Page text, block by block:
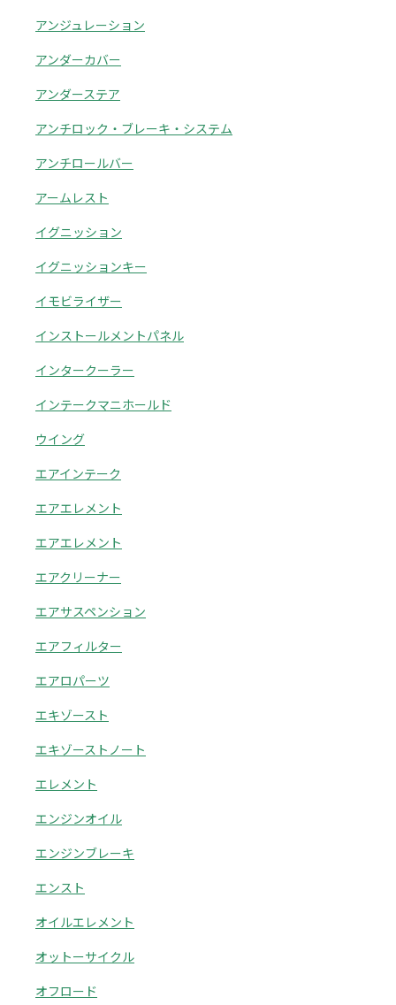
アンジュレーション
アンダーカバー
アンダーステア
アンチロック・ブレーキ・システム
アンチロールバー
アームレスト
イグニッション
イグニッションキー
イモビライザー
インストールメントパネル
インタークーラー
インテークマニホールド
ウイング
エアインテーク
エアエレメント
エアエレメント
エアクリーナー
エアサスペンション
エアフィルター
エアロパーツ
エキゾースト
エキゾーストノート
エレメント
エンジンオイル
エンジンブレーキ
エンスト
オイルエレメント
オットーサイクル
オフロード